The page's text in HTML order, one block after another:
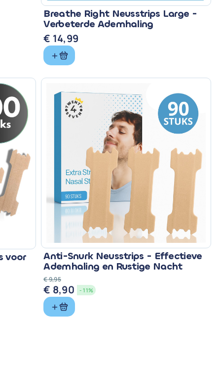
Breathe Right Neusstrips Large -
Verbeterde Ademhaling
€ 14,99
voor Anti-Snurk Neusstrips - Effectieve
Ademhaling en Rustige Nacht
€9,95
Oorspronkelijke
prijs
was:
€ 8,90Huidige
prijs
is:
- 11%